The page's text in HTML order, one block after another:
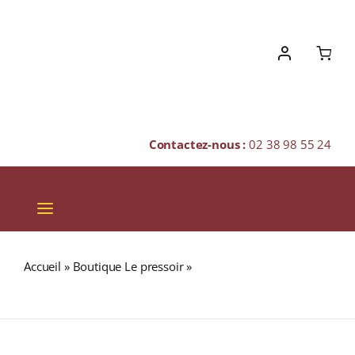
Contactez-nous :02 38 98 55 24
Toggle
Navigation
SPIRITUEUX
Accueil » Boutique Le pressoir»